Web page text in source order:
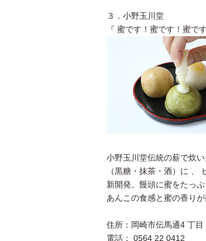
３．小野玉川堂
『 蜜です！蜜です！蜜で
小野玉川堂伝統の薪で炊
（黒糖・抹茶・酒）に 、
新開発。饅頭に蜜をたっ
あんこの食感と蜜の香り
住所：岡崎市伝馬通4 丁目
電話： 0564 22 0412